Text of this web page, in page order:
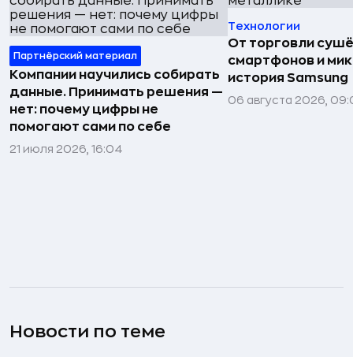
Партнёрский материал
Компании научились собирать
данные. Принимать решения —
нет: почему цифры не
помогают сами по себе
21 июля 2026, 16:04
Технологии
От торговли
смартфонов и
история Samsung
06 августа 2026,
Новости по теме